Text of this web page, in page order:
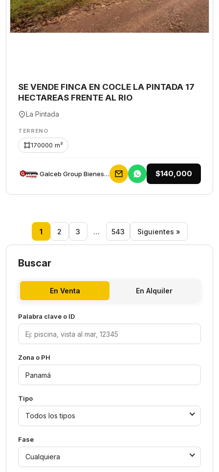
SE VENDE FINCA EN COCLE LA PINTADA 17
HECTAREAS FRENTE AL RIO
La Pintada
TERRENO
170000 m²
Galceb Group Bienes Raices $140,000
1 2 3 … 543 Siguientes »
Buscar
En Venta En Alquiler
Palabra clave o ID
Zona o PH
Tipo
Todos los tipos
Fase
Cualquiera